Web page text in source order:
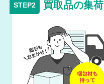
買取品の集荷